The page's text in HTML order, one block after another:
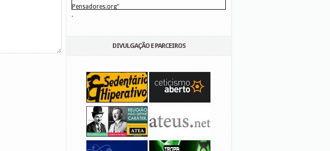
Pensadores.org"
src="http://lh6.ggpht.com/_25pDjsdjolQ/TNSgK1CylTI/AAAAAAAAAFk/u8d6kvYMhVc/
.
DIVULGAÇÃO E PARCEIROS